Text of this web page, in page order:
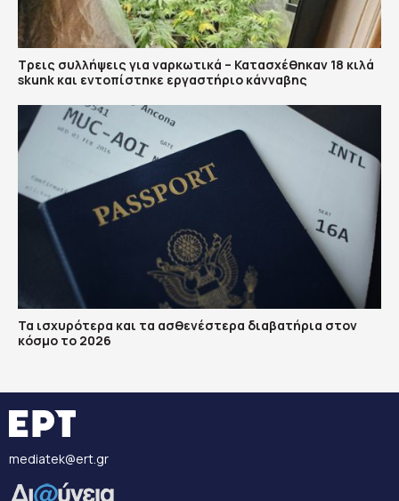
Τρεις συλλήψεις για ναρκωτικά – Κατασχέθηκαν 18 κιλά
skunk και εντοπίστηκε εργαστήριο κάνναβης
Τα ισχυρότερα και τα ασθενέστερα διαβατήρια στον
κόσμο το 2026
mediatek@ert.gr